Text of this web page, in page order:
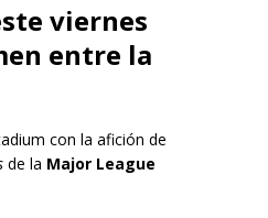
viernes
entre la
con la afición de
de la Major League